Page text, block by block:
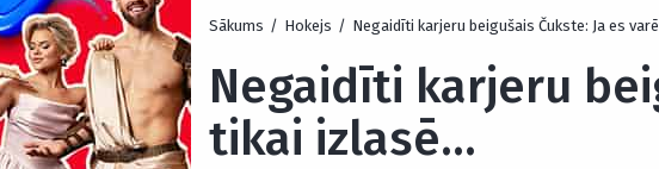
Sākums / Hokejs / Negaidīti karjeru beigušais Čukste: Ja es
Negaidīti karjeru
tikai izlasē…